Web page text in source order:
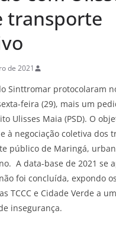
transporte
de 2021
Sinttromar protocolaram
feira (29), mais um
Ulisses Maia (PSD). O
à negociação coletiva dos
público de Maringá,
A data-base de 2021 se
foi concluída, expondo
TCCC e Cidade Verde a
insegurança.